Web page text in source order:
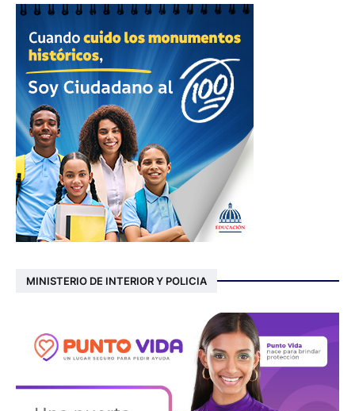
MINISTERIO DE INTERIOR Y POLICIA